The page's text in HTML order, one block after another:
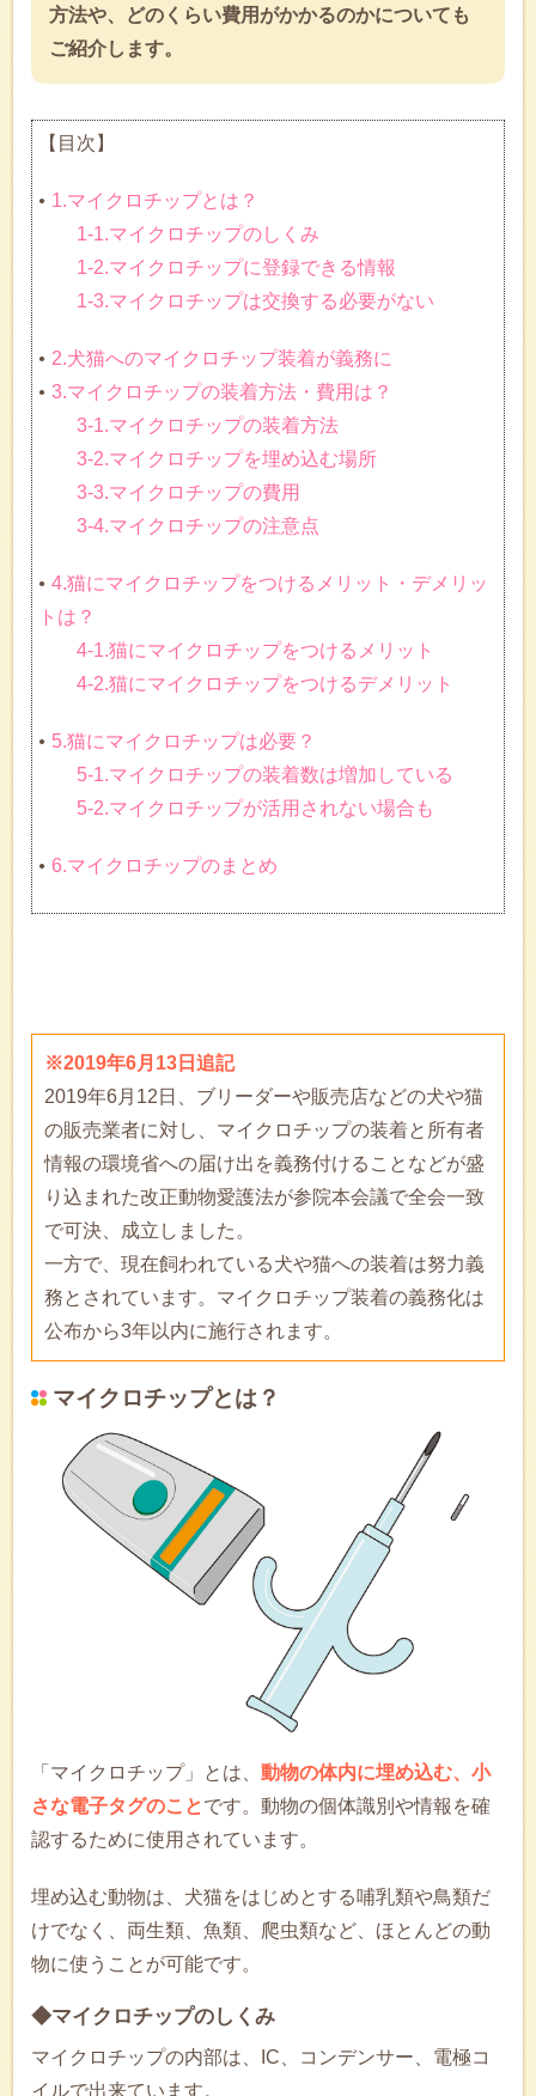
方法や、どのくらい費用がかかるのかについても
ご紹介します。
【目次】
1.マイクロチップとは？
1-1.マイクロチップのしくみ
1-2.マイクロチップに登録できる情報
1-3.マイクロチップは交換する必要がない
2.犬猫へのマイクロチップ装着が義務に
3.マイクロチップの装着方法・費用は？
3-1.マイクロチップの装着方法
3-2.マイクロチップを埋め込む場所
3-3.マイクロチップの費用
3-4.マイクロチップの注意点
4.猫にマイクロチップをつけるメリット・デメリッ
トは？
4-1.猫にマイクロチップをつけるメリット
4-2.猫にマイクロチップをつけるデメリット
5.猫にマイクロチップは必要？
5-1.マイクロチップの装着数は増加している
5-2.マイクロチップが活用されない場合も
6.マイクロチップのまとめ
※2019年6月13日追記
2019年6月12日、ブリーダーや販売店などの犬や猫
の販売業者に対し、マイクロチップの装着と所有者
情報の環境省への届け出を義務付けることなどが盛
り込まれた改正動物愛護法が参院本会議で全会一致
で可決、成立しました。
一方で、現在飼われている犬や猫への装着は努力義
務とされています。マイクロチップ装着の義務化は
公布から3年以内に施行されます。
マイクロチップとは？
「マイクロチップ」とは、 動物の体内に埋め込む、小
さな電子タグのことです。動物の個体識別や情報を確
認するために使用されています。
埋め込む動物は、犬猫をはじめとする哺乳類や鳥類だ
けでなく、両生類、魚類、爬虫類など、ほとんどの動
物に使うことが可能です。
◆マイクロチップのしくみ
マイクロチップの内部は、IC、コンデンサー、電極コ
イルで出来ています。